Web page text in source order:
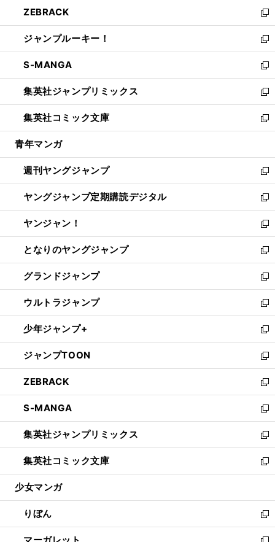
く
で
開
く
ド
ウ
で
開
く
ィ
ン
ド
ウ
で
開
く
い
ウ
ィ
ン
ド
ウ
で
開
く
ZEBRACK
新
し
い
ウ
ィ
ン
ド
ウ
で
開
ジャンプルーキー！
新
し
い
ウ
ィ
ン
ド
ウ
開
く
S-MANGA
新
し
い
ウ
ィ
ン
ウ
で
開
く
集英社ジャンプリミックス
新
し
い
ウ
ン
ド
ウ
で
開
く
集英社コミック文庫
新
し
ウ
ィ
ン
ド
ウ
で
開
く
青年マンガ
週刊ヤングジャンプ
新
し
い
ウ
ィ
ン
ド
ウ
で
開
く
ヤングジャンプ定期購読デジタル
新
し
い
ウ
ィ
ン
ド
ウ
で
開
く
ヤンジャン！
新
し
い
ウ
ィ
ン
ド
ウ
で
開
く
となりのヤングジャンプ
新
し
い
ウ
ィ
ン
ド
ウ
で
開
く
グランドジャンプ
新
し
い
ウ
ィ
ン
ド
ウ
で
開
く
ウルトラジャンプ
新
し
い
ウ
ィ
ン
ド
ウ
で
開
く
少年ジャンプ+
新
し
い
ウ
ィ
ン
ド
ウ
で
開
く
ジャンプTOON
新
し
い
ウ
ィ
ン
ド
ウ
で
開
ZEBRACK
新
し
い
ウ
ィ
ン
ド
ウ
開
く
S-MANGA
新
し
い
ウ
ィ
ン
ウ
で
開
く
集英社ジャンプリミックス
新
し
い
ウ
ン
ド
ウ
集英社コミック文庫
新
し
ウ
ィ
ン
少女マンガ
りぼん
新
し